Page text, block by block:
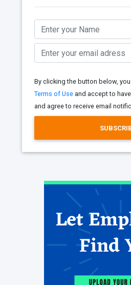
By clicking the button below,
Terms of Use and accept to
and agree to receive email